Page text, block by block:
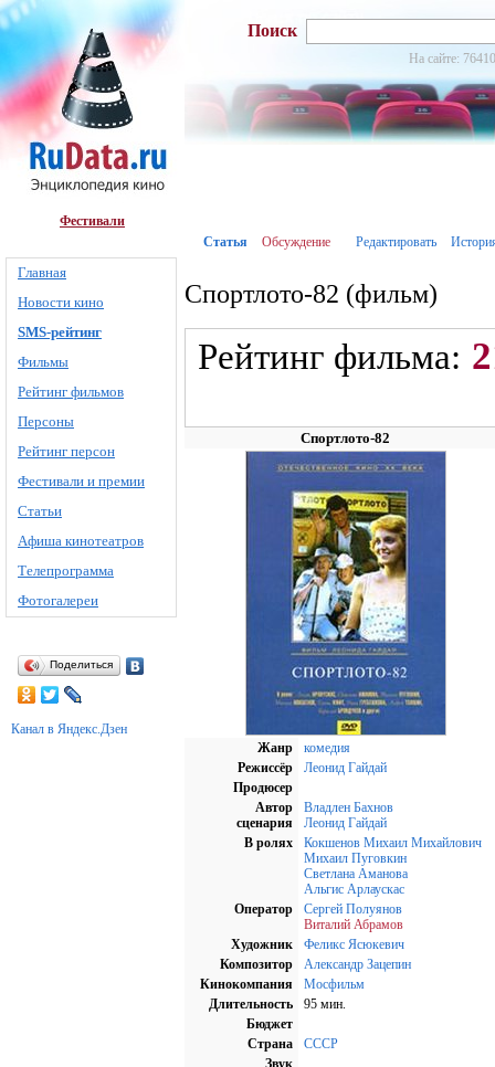
Фестивали
Главная
Новости кино
SMS-рейтинг
Фильмы
Рейтинг фильмов
Персоны
Рейтинг персон
Фестивали и премии
Статьи
Афиша кинотеатров
Телепрограмма
Фотогалереи
Поделиться
Канал в Яндекс.Дзен
Поиск
На сайте:
Статья Обсуждение Редактировать
Спортлото-82 (фильм)
Рейтинг фильма:
Спортлото-82
Жанр
комедия
Режиссёр
Леонид Гайдай
Продюсер
Автор
сценария
Владлен Бахнов
Леонид Гайдай
В ролях
Кокшенов Михаил Михайлович
Михаил Пуговкин
Светлана Аманова
Альгис Арлаускас
Оператор
Сергей Полуянов
Виталий Абрамов
Художник
Феликс Ясюкевич
Композитор
Александр Зацепин
Кинокомпания
Мосфильм
Длительность
95 мин.
Бюджет
Страна
СССР
Звук